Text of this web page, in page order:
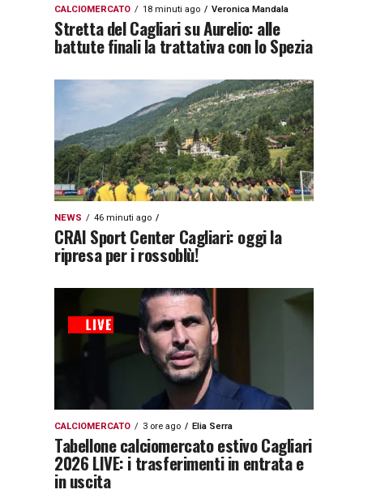
CALCIOMERCATO 18 minuti ago Veronica Mandala
Stretta del Cagliari su Aurelio: alle
battute finali la trattativa con lo Spezia
NEWS 46 minuti ago
CRAI Sport Center Cagliari: oggi la
ripresa per i rossoblù!
CALCIOMERCATO 3 ore ago Elia Serra
Tabellone calciomercato estivo Cagliari
2026 LIVE: i trasferimenti in entrata e
in uscita